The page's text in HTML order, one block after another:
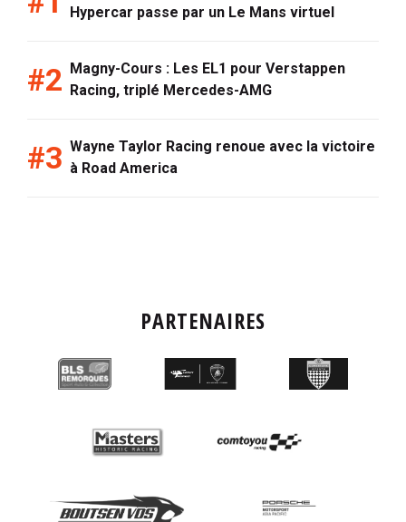
Hypercar passe par un Le Mans virtuel
Magny-Cours : Les EL1 pour Verstappen
Racing, triplé Mercedes-AMG
Wayne Taylor Racing renoue avec la victoire
à Road America
PARTENAIRES